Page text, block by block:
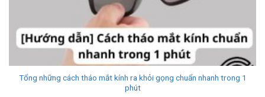
Tổng những cách tháo mắt kính ra khỏi gọng chuẩn nhanh trong 1
phút